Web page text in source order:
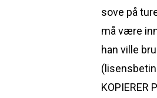
sove på
må være
han ville
KOPIERER